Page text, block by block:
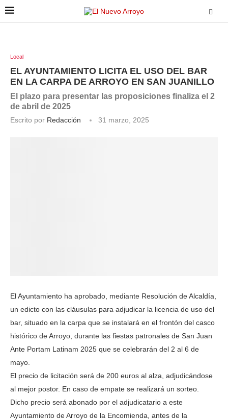
Local
EL AYUNTAMIENTO LICITA EL USO DEL BAR
EN LA CARPA DE ARROYO EN SAN JUANILLO
El plazo para presentar las proposiciones finaliza el 2
de abril de 2025
Escrito por Redacción 31 marzo, 2025
El Ayuntamiento ha aprobado, mediante Resolución de Alcaldía,
un edicto con las cláusulas para adjudicar la licencia de uso del
bar, situado en la carpa que se instalará en el frontón del casco
histórico de Arroyo, durante las fiestas patronales de San Juan
Ante Portam Latinam 2025 que se celebrarán del 2 al 6 de
mayo.
El precio de licitación será de 200 euros al alza, adjudicándose
al mejor postor. En caso de empate se realizará un sorteo.
Dicho precio será abonado por el adjudicatario a este
Ayuntamiento de Arroyo de la Encomienda, antes de la